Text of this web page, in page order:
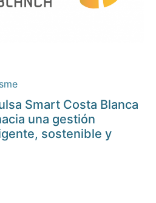
Smart Costa Blanca
una gestión
sostenible y